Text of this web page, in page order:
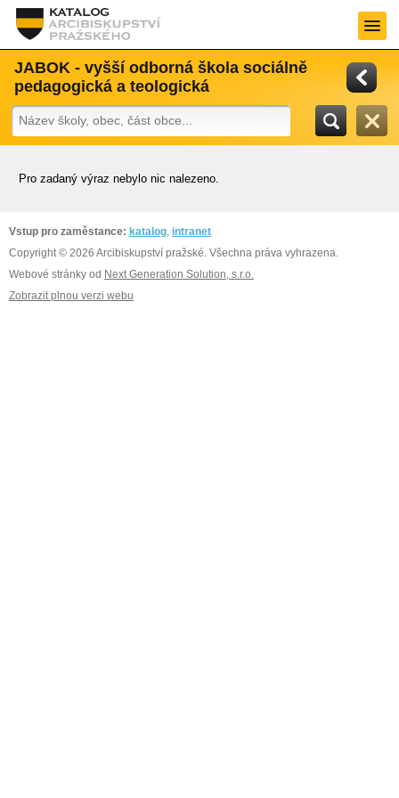
JABOK - vyšší odborná škola sociálně
pedagogická a teologická
Pro zadaný výraz nebylo nic nalezeno.
Vstup pro zaměstance: katalog, intranet
Copyright © 2026 Arcibiskupství pražské. Všechna práva vyhrazena.
Webové stránky od Next Generation Solution, s.r.o.
Zobrazit plnou verzi webu